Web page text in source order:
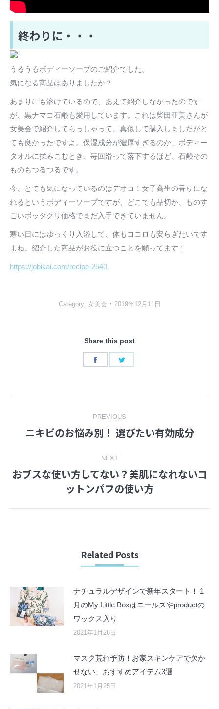
終わりに・・・
うるうるボディーソープのご紹介でした。
気になる商品はありましたか？
あまりにも溶けているので、あえて紹介しなかったのです
が、黒ナマコ石鹸も愛用しています。これは柴田亜美さんが
女美会で紹介してらっしゃって、真似して購入しましたがと
ても良かったですよ。保湿成分が濃厚すぎるのか、ボディー
タオルに揉みこむとき、毎回滑って落下するほど、石鹸その
ものもつるつるです。
今、とても気になっているのはデオコ！女子高生の香りにな
れるというボディーソープですが、どこでも品切か、ものす
ごいボッタクリ価格でまだ入手できていません。
寒い日にはゆっくり入浴して、体もココロも安らぎたいです
よね。紹介した商品がお役に立つことを願ってます！
https://jobikai.com/recipe-2540
Category: 女美会 2019年12月11日
Share this post
Share
navigation
PREVIOUS
Previous
ニキビのお悩み別！ 選びたい有効成分
NEXT
Next
post:
おブスな使い方してない？美肌になれないコ
ットンパフの使い方
Related Posts
ナチュラルデザインで新年スタート！ 1
月のMy Little Boxはニールズやproductの
ワックス入り
2021年1月26日
マスク荒れ予防！お家スキンケアで欠か
せない、おすすめアイテム3選
2021年1月25日